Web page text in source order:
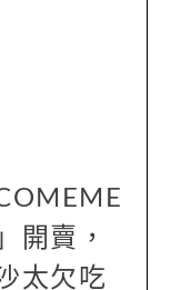
開賣，
太欠吃